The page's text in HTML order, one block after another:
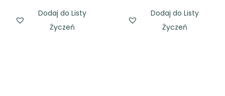
Dodaj do Listy
Życzeń
Dodaj do Listy
Życzeń